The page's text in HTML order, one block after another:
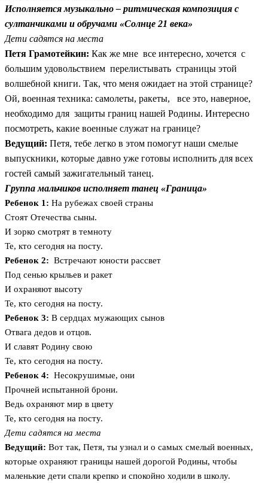
Исполняется музыкально – ритмическая композиция с
султанчиками и обручами «Солнце 21 века»
Дети садятся на места
Петя Грамотейкин: Как же мне все интересно, хочется с
большим удовольствием перелистывать страницы этой
волшебной книги. Так, что меня ожидает на этой странице?
Ой, военная техника: самолеты, ракеты, все это, наверное,
необходимо для защиты границ нашей Родины. Интересно
посмотреть, какие военные служат на границе?
Ведущий: Петя, тебе легко в этом помогут наши смелые
выпускники, которые давно уже готовы исполнить для всех
гостей самый зажигательный танец.
Группа мальчиков исполняет танец «Граница»
Ребенок 1: На рубежах своей страны
Стоят Отечества сыны.
И зорко смотрят в темноту
Те, кто сегодня на посту.
Ребенок 2: Встречают юности рассвет
Под сенью крыльев и ракет
И охраняют высоту
Те, кто сегодня на посту.
Ребенок 3: В сердцах мужающих сынов
Отвага дедов и отцов.
И славят Родину свою
Те, кто сегодня на посту.
Ребенок 4: Несокрушимые, они
Прочней испытанной брони.
Ведь охраняют мир в цвету
Те, кто сегодня на посту.
Дети садятся на места
Ведущий: Вот так, Петя, ты узнал и о самых смелый военных,
которые охраняют границы нашей дорогой Родины, чтобы
маленькие дети спали крепко и спокойно ходили в школу.